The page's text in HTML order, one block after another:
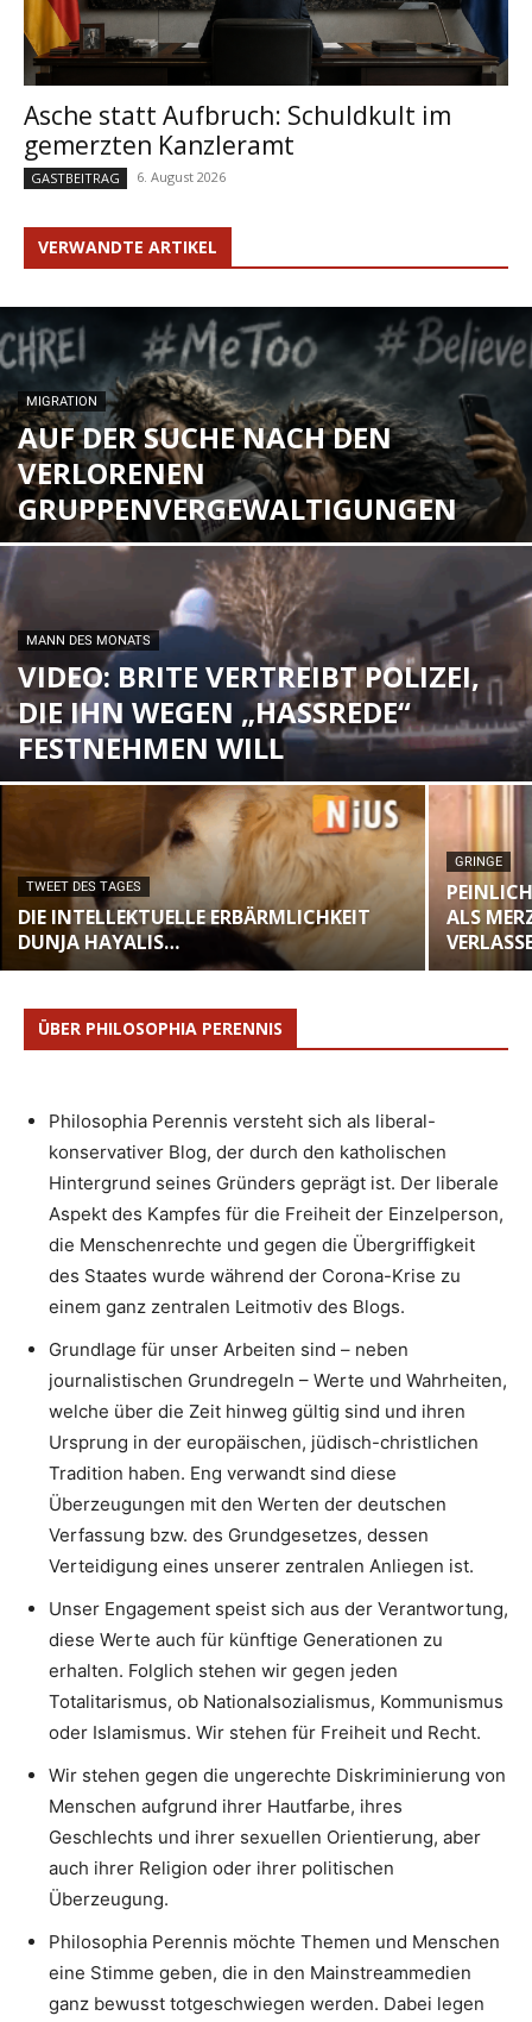
Asche statt Aufbruch: Schuldkult im
gemerzten Kanzleramt
GASTBEITRAG 6. August 2026
VERWANDTE ARTIKEL
MIGRATION
AUF DER SUCHE NACH DEN
VERLORENEN
GRUPPENVERGEWALTIGUNGEN
MANN DES MONATS
VIDEO: BRITE VERTREIBT POLIZEI,
DIE IHN WEGEN „HASSREDE“
FESTNEHMEN WILL
TWEET DES TAGES
DIE INTELLEKTUELLE ERBÄRMLICHKEIT
DUNJA HAYALIS…
GRINGE
ALS
ÜBER PHILOSOPHIA PERENNIS
Philosophia Perennis versteht sich als liberal-
konservativer Blog, der durch den katholischen
Hintergrund seines Gründers geprägt ist. Der liberale
Aspekt des Kampfes für die Freiheit der Einzelperson,
die Menschenrechte und gegen die Übergriffigkeit
des Staates wurde während der Corona-Krise zu
einem ganz zentralen Leitmotiv des Blogs.
Grundlage für unser Arbeiten sind – neben
journalistischen Grundregeln – Werte und Wahrheiten,
welche über die Zeit hinweg gültig sind und ihren
Ursprung in der europäischen, jüdisch-christlichen
Tradition haben. Eng verwandt sind diese
Überzeugungen mit den Werten der deutschen
Verfassung bzw. des Grundgesetzes, dessen
Verteidigung eines unserer zentralen Anliegen ist.
Unser Engagement speist sich aus der Verantwortung,
diese Werte auch für künftige Generationen zu
erhalten. Folglich stehen wir gegen jeden
Totalitarismus, ob Nationalsozialismus, Kommunismus
oder Islamismus. Wir stehen für Freiheit und Recht.
Wir stehen gegen die ungerechte Diskriminierung von
Menschen aufgrund ihrer Hautfarbe, ihres
Geschlechts und ihrer sexuellen Orientierung, aber
auch ihrer Religion oder ihrer politischen
Überzeugung.
Philosophia Perennis möchte Themen und Menschen
eine Stimme geben, die in den Mainstreammedien
ganz bewusst totgeschwiegen werden. Dabei legen